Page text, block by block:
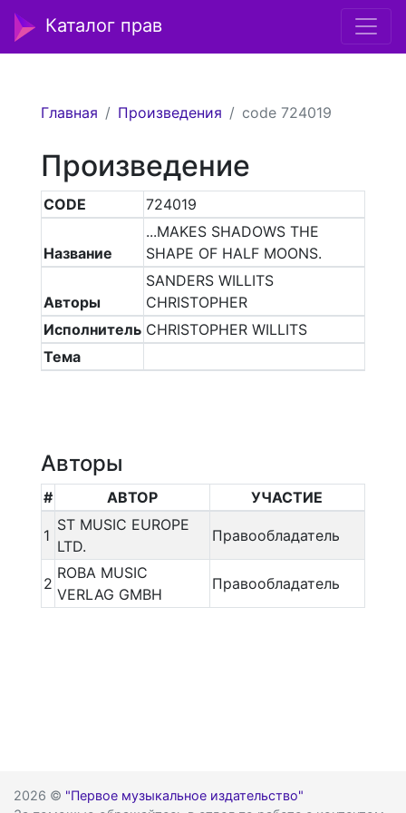
Каталог прав
Главная Произведения code 724019
Произведение
CODE 724019
Название
...MAKES SHADOWS THE
SHAPE OF HALF MOONS.
Авторы
SANDERS WILLITS
CHRISTOPHER
Исполнитель CHRISTOPHER WILLITS
Тема
Авторы
# АВТОР УЧАСТИЕ
1
ST MUSIC EUROPE
LTD.
Правообладатель
2
ROBA MUSIC
VERLAG GMBH
Правообладатель
2026 © "Первое музыкальное издательство"